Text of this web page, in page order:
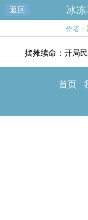
返回 冰
作者：
摆摊续命：开局
首页